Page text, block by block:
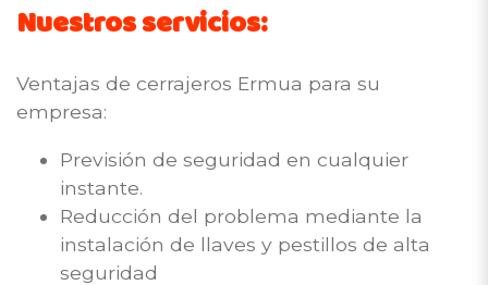
Nuestros servicios:
Ventajas de cerrajeros Ermua para su
empresa:
Previsión de seguridad en cualquier
instante.
Reducción del problema mediante la
instalación de llaves y pestillos de alta
seguridad